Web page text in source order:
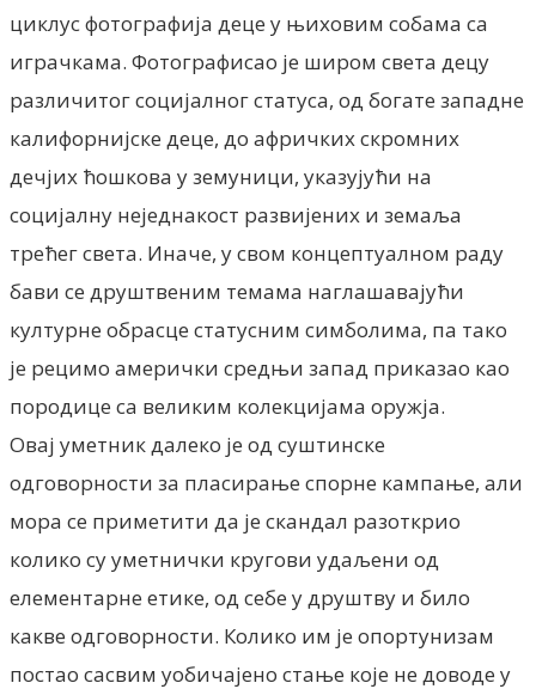
циклус фотографија деце у њиховим собама са
играчкама. Фотографисао је широм света децу
различитог социјалног статуса, од богате западне
калифорнијске деце, до афричких скромних
дечјих ћошкова у земуници, указујући на
социјалну неједнакост развијених и земаља
трећег света. Иначе, у свом концептуалном раду
бави се друштвеним темама наглашавајући
културне обрасце статусним симболима, па тако
је рецимо амерички средњи запад приказао као
породице са великим колекцијама оружја.
Овај уметник далеко је од суштинске
одговорности за пласирање спорне кампање, али
мора се приметити да је скандал разоткрио
колико су уметнички кругови удаљени од
елементарне етике, од себе у друштву и било
какве одговорности. Колико им је опортунизам
постао сасвим уобичајено стање које не доводе у